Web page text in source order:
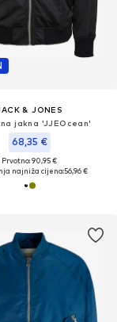
& JONES
jakna 'JJEOcean'
68,35 €
Prvotno: 90,95 €
najniža cijena:56,96 €